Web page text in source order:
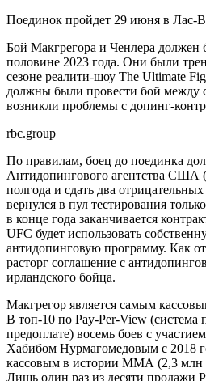
Поединок пройдет 29 июня в Лас-
Бой Макгрегора и Ченлера должен
половине 2023 года. Они были
сезоне реалити-шоу The Ultimate
должны были провести бой между
возникли проблемы с допинг-
rbc.group
По правилам, боец до поединка
Антидопингового агентства
полгода и сдать два
вернулся в пул тестирования
в конце года заканчивается
UFC будет использовать
антидопинговую программу. Как
расторг соглашение с
ирландского бойца.
Макгрегор является самым
В топ-10 по Pay-Per-View (система
предоплате) восемь боев с
Хабибом Нурмагомедовым с 2018
кассовым в истории ММА (2,3 млн
Лишь один раз из десяти продажи